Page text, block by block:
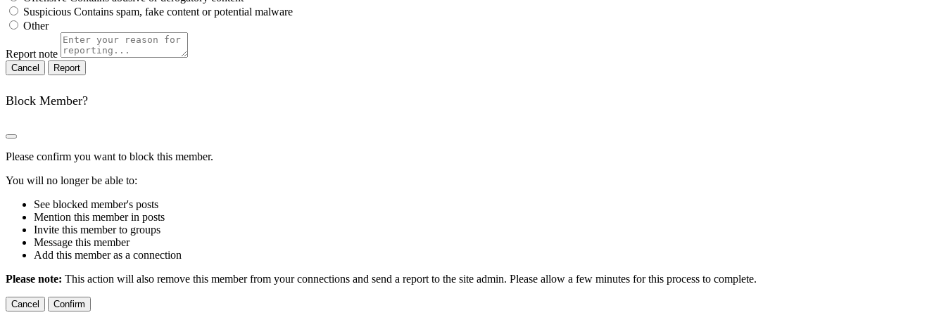
Suspicious Contains spam, fake content or potential malware
Other
Report note
Report
Block Member?
Please confirm you want to block this member.
You will no longer be able to:
See blocked member's posts
Mention this member in posts
Invite this member to groups
Message this member
Add this member as a connection
Please note: This action will also remove this member from your connections and send a report to the site admin. Please allow a few minutes for this process to complete.
Confirm